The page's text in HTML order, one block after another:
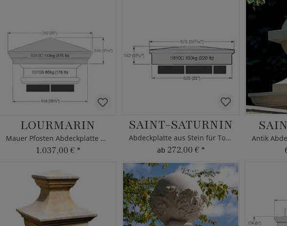
LOURMARIN
Mauer Pfosten Abdeckplatte aus Stein
1.037,00 € *
SAINT-SATURNIN
Abdeckplatte aus Stein für Torpfeiler
ab 272,00 € *